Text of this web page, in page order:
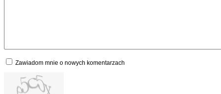
Zawiadom mnie o nowych komentarzach